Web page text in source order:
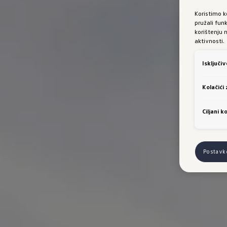
Koristimo
pružali
korištenju
aktivnosti.
Kolačići
Ciljani